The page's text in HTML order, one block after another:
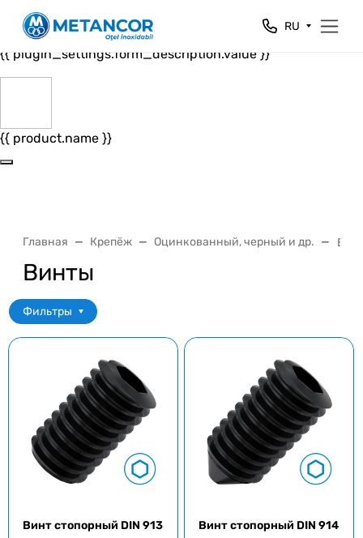
Close
{{ plugin_settings.form_header.value }}
{{ plugin_settings.form_description.value }}
{{ product.name }}
RU
Главная Крепёж Оцинкованный, черный и др.
Винты
Фильтры
Винт стопорный DIN 913 Винт стопорный DIN 914